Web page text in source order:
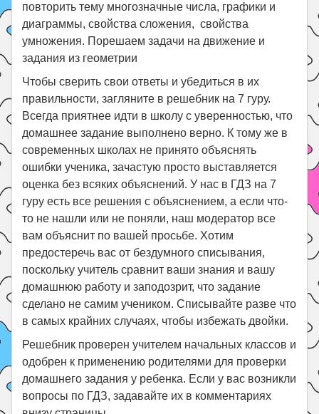
повторить тему многозначные числа, графики и
диаграммы, свойства сложения, свойства
умножения. Порешаем задачи на движение и
задания из геометрии
Чтобы сверить свои ответы и убедиться в их
правильности, загляните в решебник на 7 гуру.
Всегда приятнее идти в школу с уверенностью, что
домашнее задание выполнено верно. К тому же в
современных школах не принято объяснять
ошибки ученика, зачастую просто выставляется
оценка без всяких объяснений. У нас в ГДЗ на 7
гуру есть все решения с объяснением, а если что-
то не нашли или не поняли, наш модератор все
вам объяснит по вашей просьбе. Хотим
предостеречь вас от бездумного списывания,
поскольку учитель сравнит ваши знания и вашу
домашнюю работу и заподозрит, что задание
сделано не самим учеником. Списывайте разве что
в самых крайних случаях, чтобы избежать двойки.
Решебник проверен учителем начальных классов и
одобрен к применению родителями для проверки
домашнего задания у ребенка. Если у вас возникли
вопросы по ГДЗ, задавайте их в комментариях